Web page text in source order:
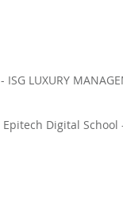
- ISG LUXURY
Epitech Digital School